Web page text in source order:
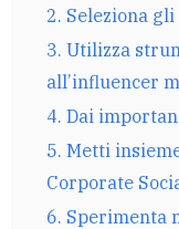
2. Seleziona
3. Utilizza
all’influencer
4. Dai
5. Metti
Corporate
6. Sperimenta